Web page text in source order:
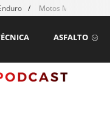
Motos MX para
ASFALTO